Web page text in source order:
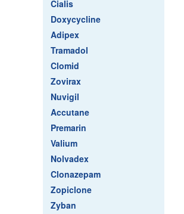
Cialis
Doxycycline
Adipex
Tramadol
Clomid
Zovirax
Nuvigil
Accutane
Premarin
Valium
Nolvadex
Clonazepam
Zopiclone
Zyban